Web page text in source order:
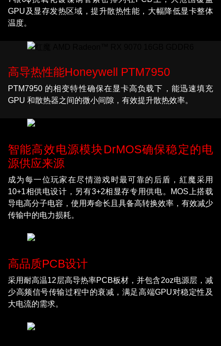
GPU及显存发热区域，提升散热性能，大幅降低显卡整体
温度。
高导热性能Honeywell PTM7950
PTM7950 的相变特性确保在显卡高负载下，能迅速填充
GPU 和散热器之间的微小间隙，有效提升散热效率。
智能高效电源模块DrMOS确保稳定的电
源供应来源
成为每一位玩家在尽情游戏时最可靠的后盾，紅魔采用
10+1相供电设计，另有3+2相显存专用供电。MOS上搭载
导电高分子电容，使用寿命长且具备高转换效率，有效减少
传输中的电力损耗。
高品质PCB设计
采用耐高温12层高导热率PCB板材，并包含2oz电源层，减
少高频信号传输过程中的衰减，满足高端GPU对稳定性及
大电流的需求。